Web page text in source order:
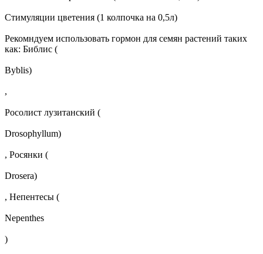
Стимуляции цветения (1 колпочка на 0,5л)
Рекомндуем использовать гормон для семян растений таких
как: Библис (
Byblis)
,
Росолист лузитанский (
Drosophyllum)
, Росянки (
Drosera)
, Непентесы (
Nepenthes
)